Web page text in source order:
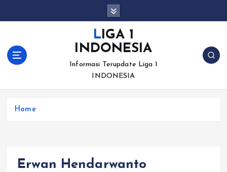
LIGA 1
INDONESIA
Informasi Terupdate Liga 1
INDONESIA
Home
Erwan Hendarwanto